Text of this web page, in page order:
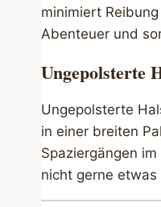
minimiert
Abenteuer und
Ungepolsterte
Ungepolsterte
in einer breiten
Spaziergängen
nicht gerne